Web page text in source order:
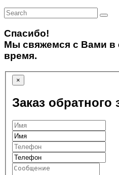
Спасибо!
Мы свяжемся с Вами в
время.
×
Заказ обратного